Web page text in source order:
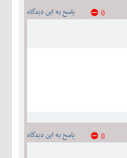
پاسخ به این دیدگاه 0
پاسخ به این دیدگاه 0